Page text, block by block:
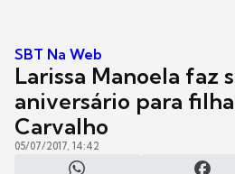
SBT Na Web
Larissa Manoela faz
aniversário para
Carvalho
05/07/2017, 14:42